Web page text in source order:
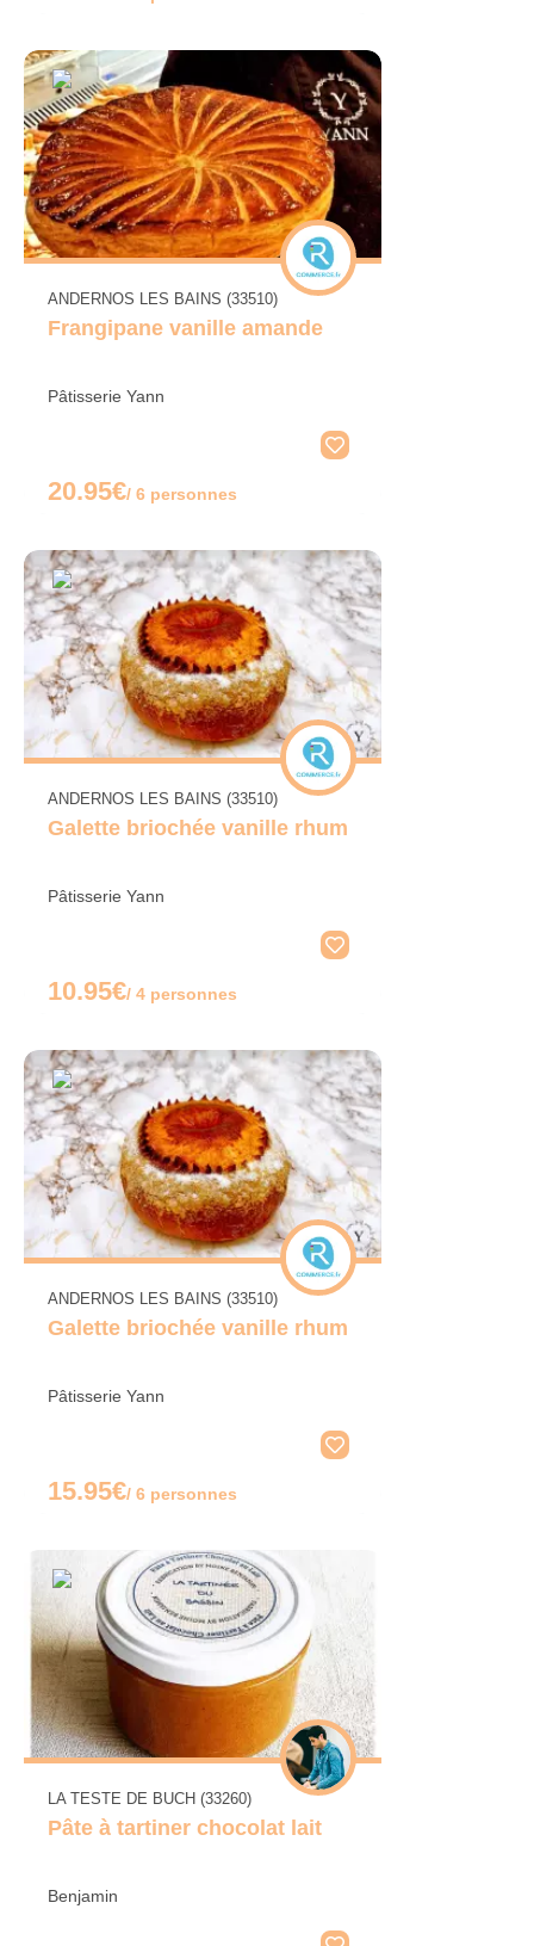
ANDERNOS LES BAINS (33510)
Frangipane vanille amande
Pâtisserie Yann
20.95€/ 6 personnes
ANDERNOS LES BAINS (33510)
Galette briochée vanille rhum
Pâtisserie Yann
10.95€/ 4 personnes
ANDERNOS LES BAINS (33510)
Galette briochée vanille rhum
Pâtisserie Yann
15.95€/ 6 personnes
LA TESTE DE BUCH (33260)
Pâte à tartiner chocolat lait
Benjamin